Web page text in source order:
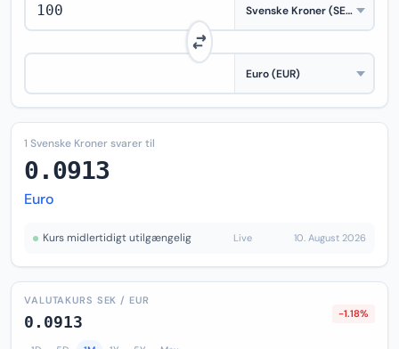
1 Svenske Kroner svarer til
0.0913
Euro
Kurs midlertidigt utilgængelig Live 10. August 2026
VALUTAKURS SEK / EUR
0.0913 -1.18%